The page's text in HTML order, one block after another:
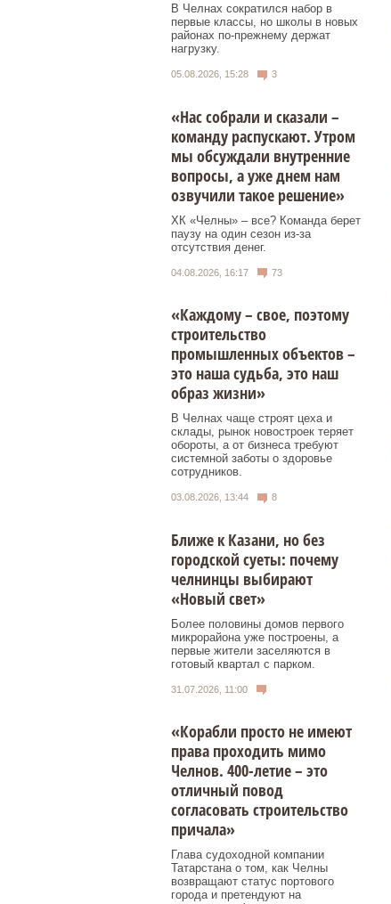
В Челнах сократился набор в
первые классы, но школы в новых
районах по-прежнему держат
нагрузку.
05.08.2026, 15:28 3
«Нас собрали и сказали –
команду распускают. Утром
мы обсуждали внутренние
вопросы, а уже днем нам
озвучили такое решение»
ХК «Челны» – все? Команда берет
паузу на один сезон из-за
отсутствия денег.
04.08.2026, 16:17 73
«Каждому – свое, поэтому
строительство
промышленных объектов –
это наша судьба, это наш
образ жизни»
В Челнах чаще строят цеха и
склады, рынок новостроек теряет
обороты, а от бизнеса требуют
системной заботы о здоровье
сотрудников.
03.08.2026, 13:44 8
Ближе к Казани, но без
городской суеты: почему
челнинцы выбирают
«Новый свет»
Более половины домов первого
микрорайона уже построены, а
первые жители заселяются в
готовый квартал с парком.
31.07.2026, 11:00
«Корабли просто не имеют
права проходить мимо
Челнов. 400-летие – это
отличный повод
согласовать строительство
причала»
Глава судоходной компании
Татарстана о том, как Челны
возвращают статус портового
города и претендуют на